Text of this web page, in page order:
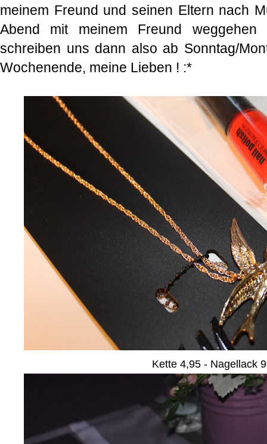
meinem Freund und seinen Eltern nach
Abend mit meinem Freund
schreiben uns dann also ab Sonntag/
Wochenende, meine Lieben ! :*
Kette 4,95 - Nagellack